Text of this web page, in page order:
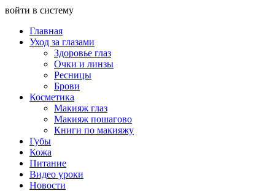
войти в систему
Главная
Уход за глазами
Здоровье глаз
Очки и линзы
Ресницы
Брови
Косметика
Макияж глаз
Макияж пошагово
Книги по макияжу
Губы
Кожа
Питание
Видео уроки
Новости